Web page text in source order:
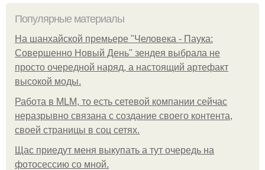
Популярные материалы
На шанхайской премьере "Человека - Паука:
Совершенно Новый День" зендея выбрала не
просто очередной наряд, а настоящий артефакт
высокой моды.
Работа в MLM, то есть сетевой компании сейчас
неразрывно связана с создание своего контента,
своей страницы в соц сетях.
Щас приедут меня выкупать а тут очередь на
фотосессию со мной.